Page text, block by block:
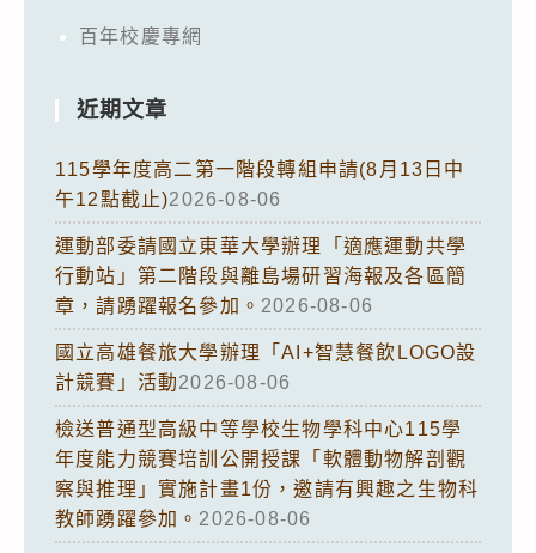
百年校慶專網
近期文章
115學年度高二第一階段轉組申請(8月13日中
午12點截止)2026-08-06
運動部委請國立東華大學辦理「適應運動共學
行動站」第二階段與離島場研習海報及各區簡
章，請踴躍報名參加。 2026-08-06
國立高雄餐旅大學辦理「AI+智慧餐飲LOGO設
計競賽」活動2026-08-06
檢送普通型高級中等學校生物學科中心115學
年度能力競賽培訓公開授課「軟體動物解剖觀
察與推理」實施計畫1份，邀請有興趣之生物科
教師踴躍參加。 2026-08-06